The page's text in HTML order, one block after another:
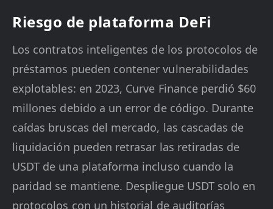
Riesgo de plataforma DeFi
Los contratos inteligentes de los protocolos de
préstamos pueden contener vulnerabilidades
explotables: en 2023, Curve Finance perdió $60
millones debido a un error de código. Durante
caídas bruscas del mercado, las cascadas de
liquidación pueden retrasar las retiradas de
USDT de una plataforma incluso cuando la
paridad se mantiene. Despliegue USDT solo en
protocolos con un historial de auditorías